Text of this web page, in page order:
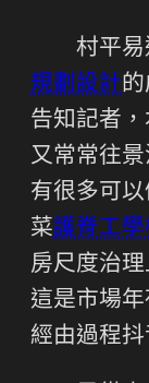
村平
規劃設計
告知記者
又常常往
有很多可
菜護脊工學
房尺度治
這是市場
經由過程抖